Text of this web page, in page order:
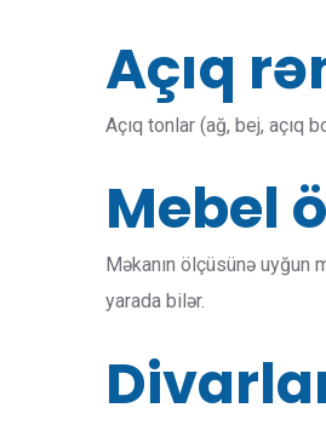
Açıq
Açıq tonlar (ağ, bej, açıq
Mebel
Məkanın ölçüsünə
yarada bilər.